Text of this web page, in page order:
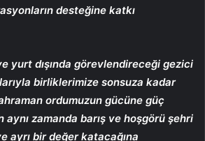
desteğine katkı
yurt dışında görevlendireceği gezici
birliklerimize sonsuza kadar
ordumuzun gücüne güç
zamanda barış ve hoşgörü şehri
ayrı bir değer katacağına